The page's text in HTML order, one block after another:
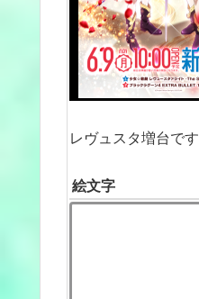
レヴュスタ増台です
絵文字